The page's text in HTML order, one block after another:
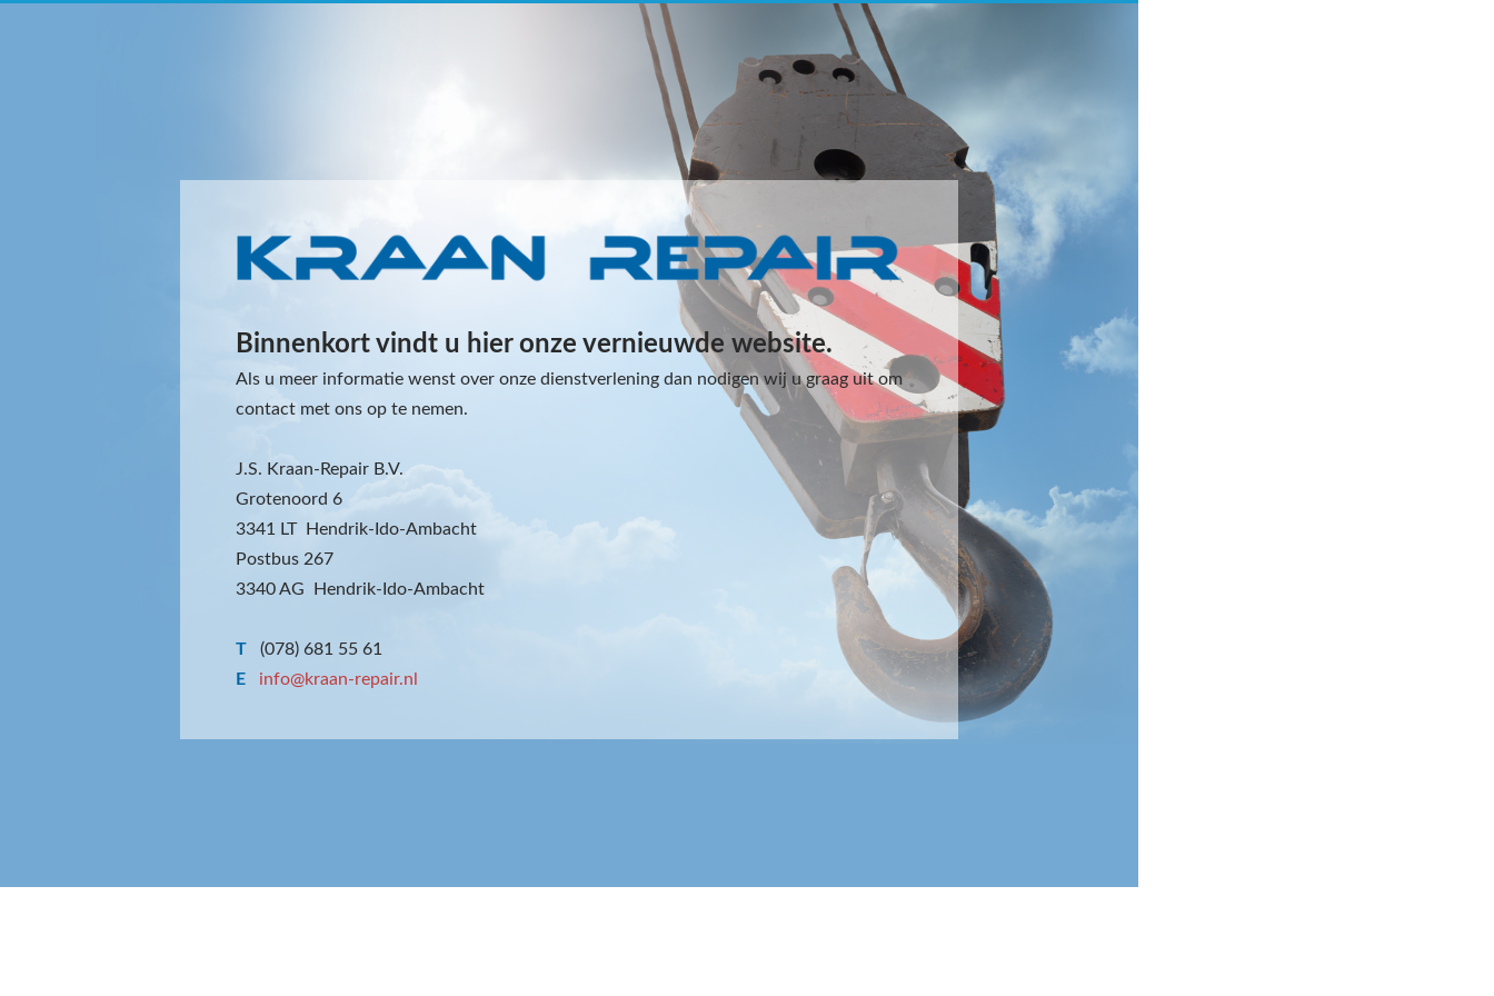
Binnenkort vindt u hier onze vernieuwde website.
Als u meer informatie wenst over onze dienstverlening dan nodigen wij u graag uit om
contact met ons op te nemen.
J.S. Kraan-Repair B.V.
Grotenoord 6
3341 LT Hendrik-Ido-Ambacht
Postbus 267
3340 AG Hendrik-Ido-Ambacht
T
(078) 681 55 61
E
info@kraan-repair.nl